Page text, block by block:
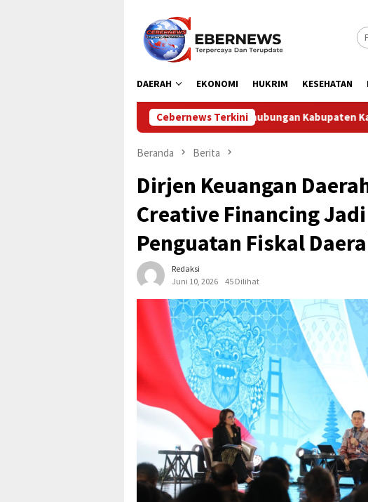
konten
DAERAH EKONOMI HUKRIM KESEHATAN
Cebernews Terkini
Dinas Perhubungan Kabupaten Kampar Laksanakan
Beranda Berita
Dirjen Keuangan
Creative Financing
Penguatan Fiskal
Redaksi
Juni 10, 2026
45 Dilihat